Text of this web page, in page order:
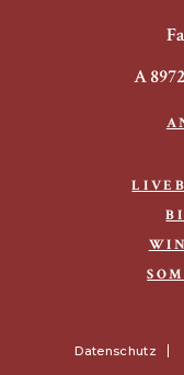
A
Datenschutz